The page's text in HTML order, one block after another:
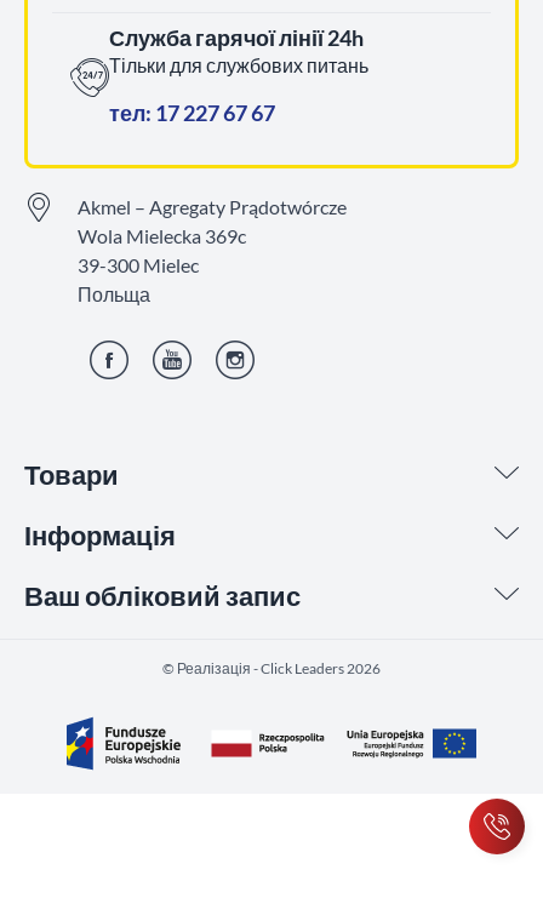
Товари
Інформація
Ваш обліковий запис
Служба гарячої лінії 24h
Тільки для службових питань
тел: 17 227 67 67
Akmel – Agregaty Prądotwórcze
Wola Mielecka 369c
39-300 Mielec
Польща
©️ Реалізація - Click Leaders 2026